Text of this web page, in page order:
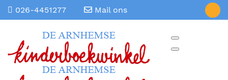
026-4451277 Mail ons